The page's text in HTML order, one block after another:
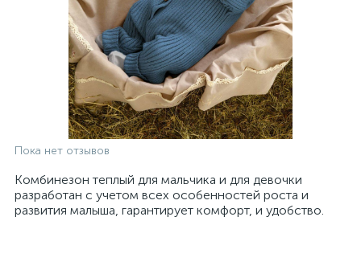
Пока нет отзывов
Комбинезон теплый для мальчика и для девочки
разработан с учетом всех особенностей роста и
развития малыша, гарантирует комфорт, и удобство.